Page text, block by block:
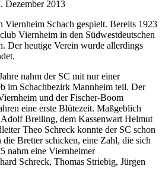
Dezember 2013
Viernheim Schach gespielt. Bereits 1923
Viernheim in den Südwestdeutschen
Der heutige Verein wurde allerdings
nahm der SC mit nur einer
im Schachbezirk Mannheim teil. Der
und der Fischer-Boom
eine erste Blütezeit. Maßgeblich
Breiling, dem Kassenwart Helmut
Theo Schreck konnte der SC schon
Bretter schicken, eine Zahl, die sich
nahm eine Viernheimer
Schreck, Thomas Striebig, Jürgen